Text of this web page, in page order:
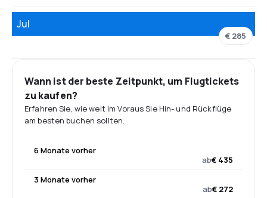
Jul
€ 285
Wann ist der beste Zeitpunkt, um Flugtickets
zu kaufen?
Erfahren Sie, wie weit im Voraus Sie Hin- und Rückflüge
am besten buchen sollten.
6 Monate vorher
ab€ 435
3 Monate vorher
ab€ 272